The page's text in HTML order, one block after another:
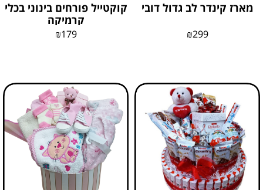
מארז קינדר לב גדול דובי
₪299
קוקטייל פורחים בינוני בכלי
קרמיקה
₪179